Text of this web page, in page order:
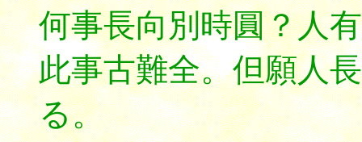
何事長向別時圓？人
此事古難全。但願人
る。